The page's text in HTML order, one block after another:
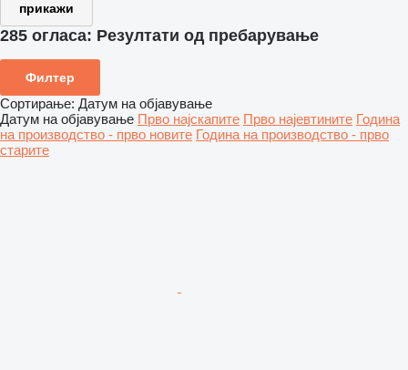
прикажи
285 огласа: Резултати од пребарување
Филтер
Сортирање: Датум на објавување
Датум на објавување Прво најскапите Прво најевтините Година
на производство - прво новите Година на производство - прво
старите